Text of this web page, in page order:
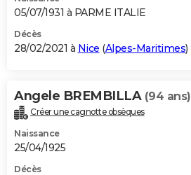
05/07/1931 à PARME ITALIE
Décès
28/02/2021 à Nice (Alpes-Maritimes)
Angele BREMBILLA (94 ans)
Créer une cagnotte obsèques
Naissance
25/04/1925
Décès